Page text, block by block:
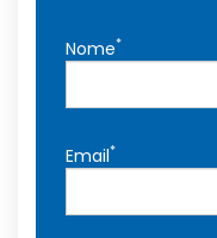
Nome*
Email*